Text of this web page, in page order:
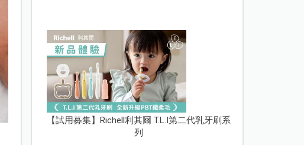
【試用募集】Richell利其爾 T.L.I第二代乳牙刷系
列